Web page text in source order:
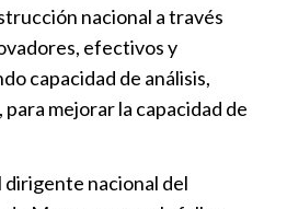
nacional a través
efectivos y
capacidad de análisis,
mejorar la capacidad de
nacional del